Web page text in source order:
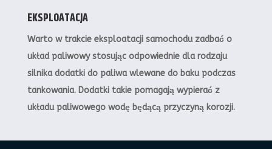
EKSPLOATACJA
Warto w trakcie eksploatacji samochodu zadbać o
układ paliwowy stosując odpowiednie dla rodzaju
silnika dodatki do paliwa wlewane do baku podczas
tankowania. Dodatki takie pomagają wypierać z
układu paliwowego wodę będącą przyczyną korozji.